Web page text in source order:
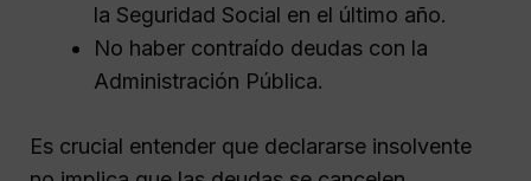
la Seguridad Social en el último año.
No haber contraído deudas con la
Administración Pública.
Es crucial entender que declararse insolvente